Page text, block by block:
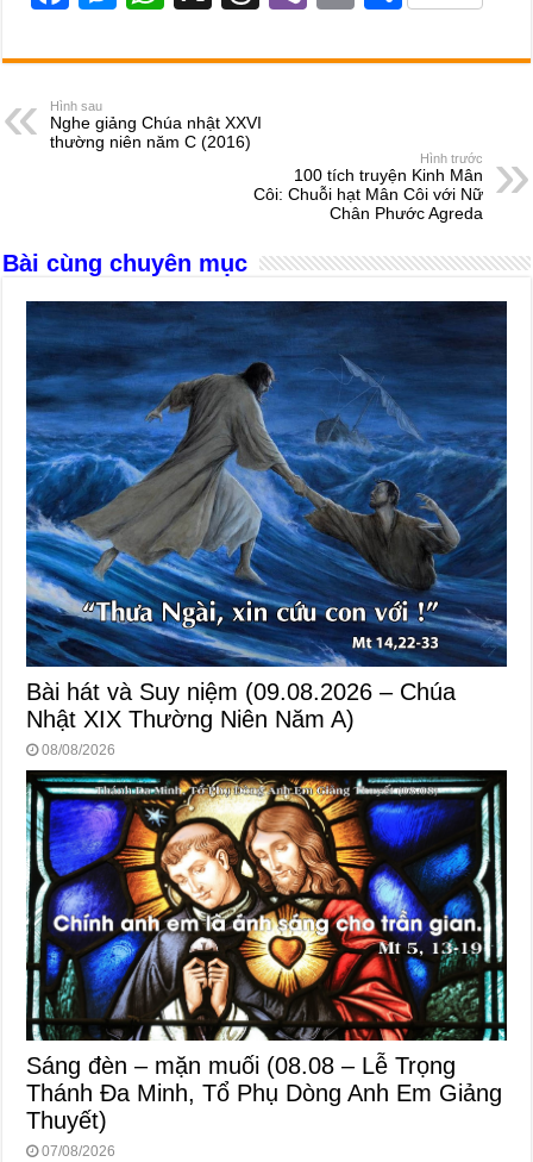
c
e
b
k
ss
n
at
A
e
d
s
er ail ar
Hình sau
Nghe giảng Chúa nhật XXVI
thường niên năm C (2016)
Hình trước
100 tích truyện Kinh Mân
Côi: Chuỗi hạt Mân Côi với Nữ
Chân Phước Agreda
Bài cùng chuyên mục
Bài hát và Suy niệm (09.08.2026 – Chúa
Nhật XIX Thường Niên Năm A)
08/08/2026
Sáng đèn – mặn muối (08.08 – Lễ Trọng
Thánh Đa Minh, Tổ Phụ Dòng Anh Em Giảng
Thuyết)
07/08/2026